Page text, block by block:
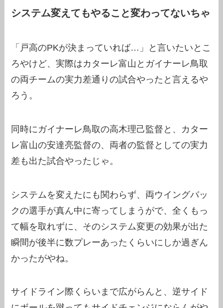
システム変えてもやること変わってないちゃ
「戸高のPKが決まっていれば…」と言いたいとこ
ろやけど、実際はカターレ富山とガイナーレ鳥取
の両チームの実力差通りの試合やったと言えるや
ろう。
同時にガイナーレ鳥取の高木理己監督と、カター
レ富山の安達亮監督の、両者の監督としての実力
差も出た試合やったじゃ。
システムを変えたにも関わらず、両ウイングバッ
クの選手が真ん中に寄ってしまうがで、全くもっ
て幅を取れずに、そのシステム変更の効果が出た
瞬間が後半に数プレーあったくらいにしか過ぎん
かったがやね。
サイドライン際くらいまで広がらんと、逆サイド